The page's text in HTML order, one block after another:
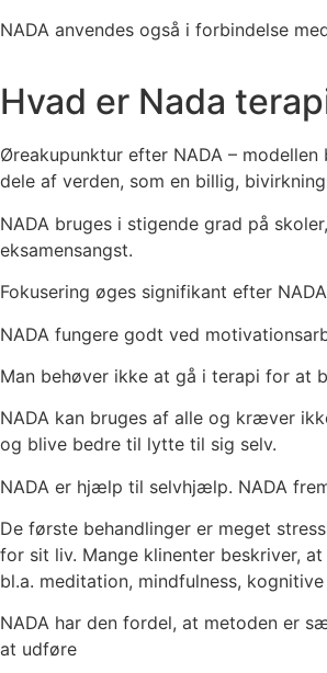
NADA anvendes også i forbindelse
Hvad er Nada
Øreakupunktur efter NADA –
dele af verden, som en billig,
NADA bruges i stigende grad på
eksamensangst.
Fokusering øges signifikant efter
NADA fungere godt ved
Man behøver ikke at gå i terapi for at
NADA kan bruges af alle og kræver
og blive bedre til lytte til sig selv.
NADA er hjælp til selvhjælp. NADA
De første behandlinger er meget
for sit liv. Mange klinenter beskriver,
bl.a. meditation, mindfulness,
NADA har den fordel, at metoden er
at udføre